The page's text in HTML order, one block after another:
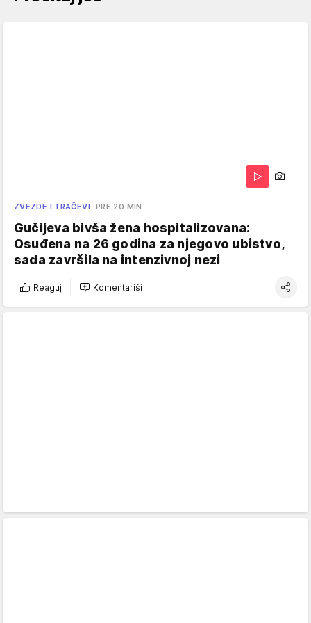
ZVEZDE I TRAČEVI PRE 20 MIN
Gučijeva bivša žena hospitalizovana:
Osuđena na 26 godina za njegovo ubistvo,
sada završila na intenzivnoj nezi
Reaguj Komentariši